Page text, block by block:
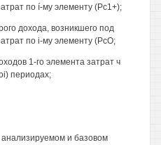
по í-му элементу (Рс1+);
дохода, возникшего под
по i-му элементу (РсО;
1-го элемента затрат ч
периодах;
и базовом